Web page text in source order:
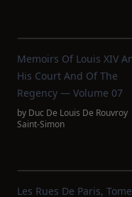
Memoirs Of Louis XIV
His Court And Of The
Regency — Volume 07
by Duc De Louis De Rouvroy
Saint-Simon
Les Rues De Paris, Tome